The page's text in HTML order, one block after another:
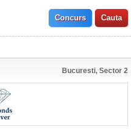
Bucuresti, Sector 2